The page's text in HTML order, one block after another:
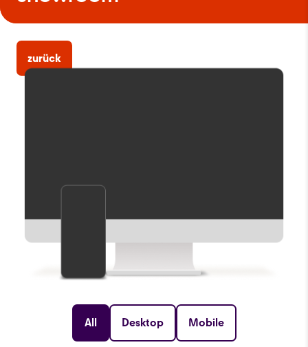
zurück
All Desktop Mobile